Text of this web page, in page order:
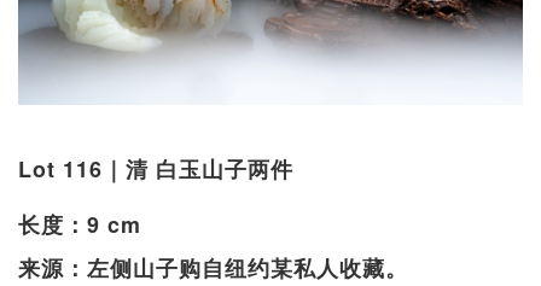
Lot 116｜清 白玉山子两件
长度：9 cm
来源：左侧山子购自纽约某私人收藏。